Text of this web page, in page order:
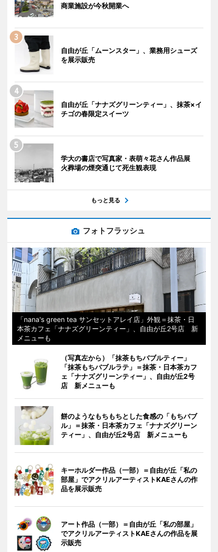
商業施設が今秋開業へ
自由が丘「ムーンスター」、業務用シューズ
を展示販売
自由が丘「ナナズグリーンティー」、抹茶×イ
チゴの春限定スイーツ
学大の書店で写真家・表萌々花さん作品展
火葬場の煙突通じて死生観表現
もっと見る
フォトフラッシュ
「nana's green tea サンセットアレイ店」外観＝抹茶・日
本茶カフェ「ナナズグリーンティー」、自由が丘2号店 新
メニューも
（写真左から）「抹茶もちバブルティー」
「抹茶もちバブルラテ」＝抹茶・日本茶カフ
ェ「ナナズグリーンティー」、自由が丘2号
店 新メニューも
餅のようなもちもちとした食感の「もちバブ
ル」＝抹茶・日本茶カフェ「ナナズグリーン
ティー」、自由が丘2号店 新メニューも
キーホルダー作品（一部）＝自由が丘「私の
部屋」でアクリルアーティストKAEさんの作
品を展示販売
アート作品（一部）＝自由が丘「私の部屋」
でアクリルアーティストKAEさんの作品を展
示販売